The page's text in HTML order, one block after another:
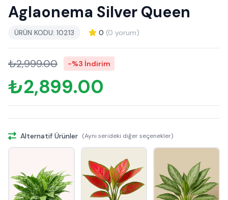
Aglaonema Silver Queen
ÜRÜN KODU: 10213 0 (0 yorum)
₺2,999.00 -%3 İndirim
₺2,899.00
Alternatif Ürünler (Aynı serideki diğer seçenekler)